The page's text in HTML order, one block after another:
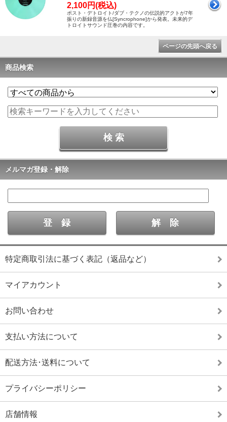
2,100円(税込)
ポスト・デトロイト/ダブ・テクノの伝説的アクトが7年
振りの新録音源を仏[Syncrophone]から発表。未来的デ
トロイトサウンド圧巻の内容です。
ページの先頭へ戻る
商品検索
メルマガ登録・解除
特定商取引法に基づく表記（返品など）
マイアカウント
お問い合わせ
支払い方法について
配送方法･送料について
プライバシーポリシー
店舗情報